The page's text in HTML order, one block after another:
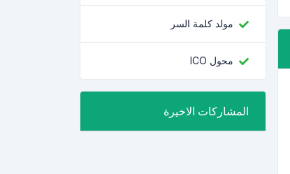
مولد كلمة السر
محول ICO
المشاركات الاخيرة